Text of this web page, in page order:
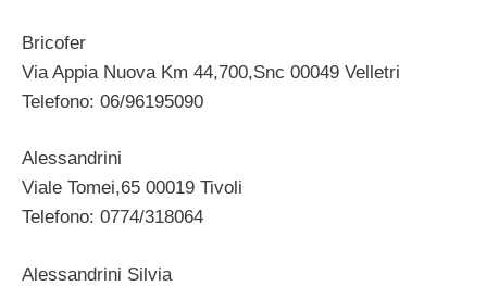
Bricofer
Via Appia Nuova Km 44,700,Snc 00049 Velletri
Telefono: 06/96195090
Alessandrini
Viale Tomei,65 00019 Tivoli
Telefono: 0774/318064
Alessandrini Silvia